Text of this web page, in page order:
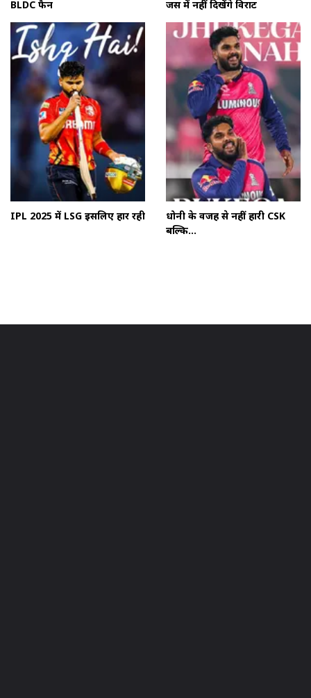
BLDC फैन
जर्सी में नहीं दिखेंगे विराट
IPL 2025 में LSG इसलिए हार रही
धोनी के वजह से नहीं हारी CSK
बल्कि...